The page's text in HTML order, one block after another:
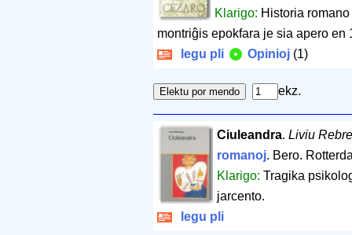
Klarigo: Historia
montriĝis epokfara je sia apero en
legu pli
Opinioj (1)
ekz.
Ciuleandra. Liviu
romanoj. Bero.
Klarigo: Tragika
jarcento.
legu pli